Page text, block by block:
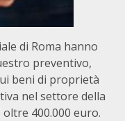
di Roma hanno
preventivo,
beni di proprietà
nel settore della
400.000 euro.